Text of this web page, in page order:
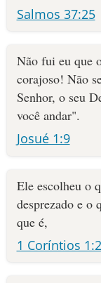
Salmos 37:25
Não fui eu que
corajoso! Não
Senhor, o seu
você andar".
Josué 1:9
Ele escolheu o
desprezado e o
que é,
1 Coríntios